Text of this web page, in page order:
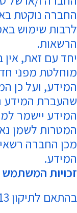
החברה נוקטת
לרבות שימוש
הרשאות.
יחד עם זאת,
מוחלטת מפני
המידע, ועל כן
שהעברת המידע
המידע יישמר
המטרות לשמן
מכן החברה
המידע.
זכויות המשתמש
בהתאם לתיקון 13 לחוק הגנת הפרטיות, הנך זכאי: